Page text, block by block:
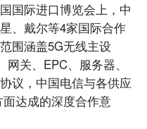
国际进口博览会上，中
、戴尔等4家国际合作
围涵盖5G无线主设
关、EPC、服务器、
议，中国电信与各供应
达成的深度合作意